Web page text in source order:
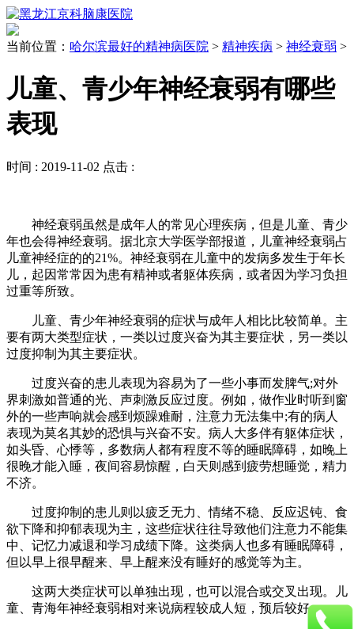
当前位置： 哈尔滨最好的精神病医院 > 精神疾病 > 神经衰弱 >
儿童、青少年神经衰弱有哪些
表现
时间 : 2019-11-02 点击 :
神经衰弱虽然是成年人的常见心理疾病，但是儿童、青少
年也会得神经衰弱。据北京大学医学部报道，儿童神经衰弱占
儿童神经症的的21%。神经衰弱在儿童中的发病多发生于年长
儿，起因常常因为患有精神或者躯体疾病，或者因为学习负担
过重等所致。
儿童、青少年神经衰弱的症状与成年人相比比较简单。主
要有两大类型症状，一类以过度兴奋为其主要症状，另一类以
过度抑制为其主要症状。
过度兴奋的患儿表现为容易为了一些小事而发脾气;对外
界刺激如普通的光、声刺激反应过度。例如，做作业时听到窗
外的一些声响就会感到烦躁难耐，注意力无法集中;有的病人
表现为莫名其妙的恐惧与兴奋不安。病人大多伴有躯体症状，
如头昏、心悸等，多数病人都有程度不等的睡眠障碍，如晚上
很晚才能入睡，夜间容易惊醒，白天则感到疲劳想睡觉，精力
不济。
过度抑制的患儿则以疲乏无力、情绪不稳、反应迟钝、食
欲下降和抑郁表现为主，这些症状往往导致他们注意力不能集
中、记忆力减退和学习成绩下降。这类病人也多有睡眠障碍，
但以早上很早醒来、早上醒来没有睡好的感觉等为主。
这两大类症状可以单独出现，也可以混合或交叉出现。儿
童、青海年神经衰弱相对来说病程较成人短，预后较好。